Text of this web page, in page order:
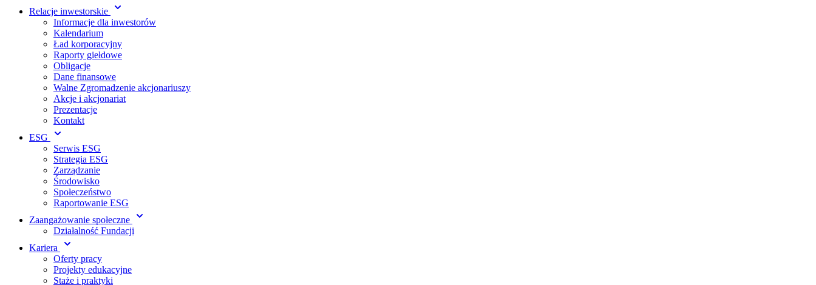
Relacje inwestorskie
Informacje dla inwestorów
Kalendarium
Ład korporacyjny
Raporty giełdowe
Obligacje
Dane finansowe
Walne Zgromadzenie akcjonariuszy
Akcje i akcjonariat
Prezentacje
Kontakt
ESG
Serwis ESG
Strategia ESG
Zarządzanie
Środowisko
Społeczeństwo
Raportowanie ESG
Zaangażowanie społeczne
Działalność Fundacji
Kariera
Oferty pracy
Projekty edukacyjne
Staże i praktyki